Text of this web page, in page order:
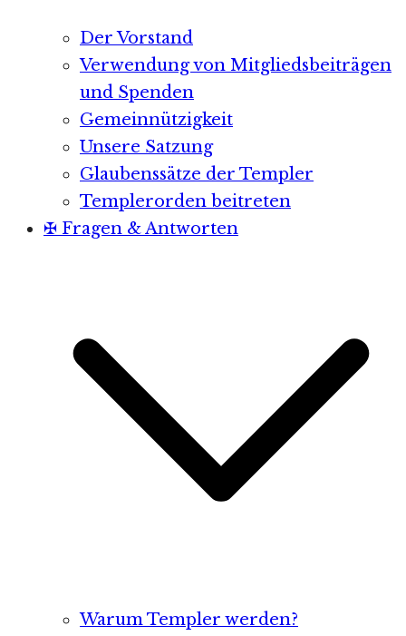
Der Vorstand
Verwendung von Mitgliedsbeiträgen
und Spenden
Gemeinnützigkeit
Unsere Satzung
Glaubenssätze der Templer
Templerorden beitreten
✠ Fragen & Antworten
Warum Templer werden?